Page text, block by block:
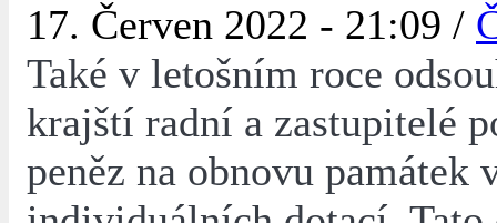
17. Červen 2022 - 21:09 /
Také v letošním roce
krajští radní a zastupitelé
peněz na obnovu památek